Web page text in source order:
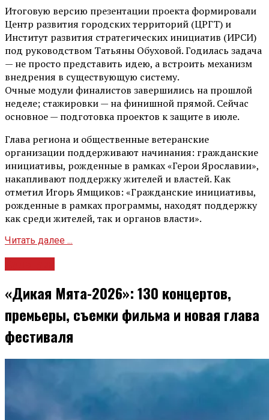
Итоговую версию презентации проекта формировали
Центр развития городских территорий (ЦРГТ) и
Институт развития стратегических инициатив (ИРСИ)
под руководством Татьяны Обуховой. Годилась задача
— не просто представить идею, а встроить механизм
внедрения в существующую систему.
Очные модули финалистов завершились на прошлой
неделе; стажировки — на финишной прямой. Сейчас
основное — подготовка проектов к защите в июле.
Глава региона и общественные ветеранские
организации поддерживают начинания: гражданские
инициативы, рожденные в рамках «Герои Ярославии»,
накапливают поддержку жителей и властей. Как
отметил Игорь Ямщиков: «Гражданские инициативы,
рожденные в рамках программы, находят поддержку
как среди жителей, так и органов власти».
Читать далее ...
«Дикая Мята-2026»: 130 концертов,
премьеры, съемки фильма и новая глава
фестиваля